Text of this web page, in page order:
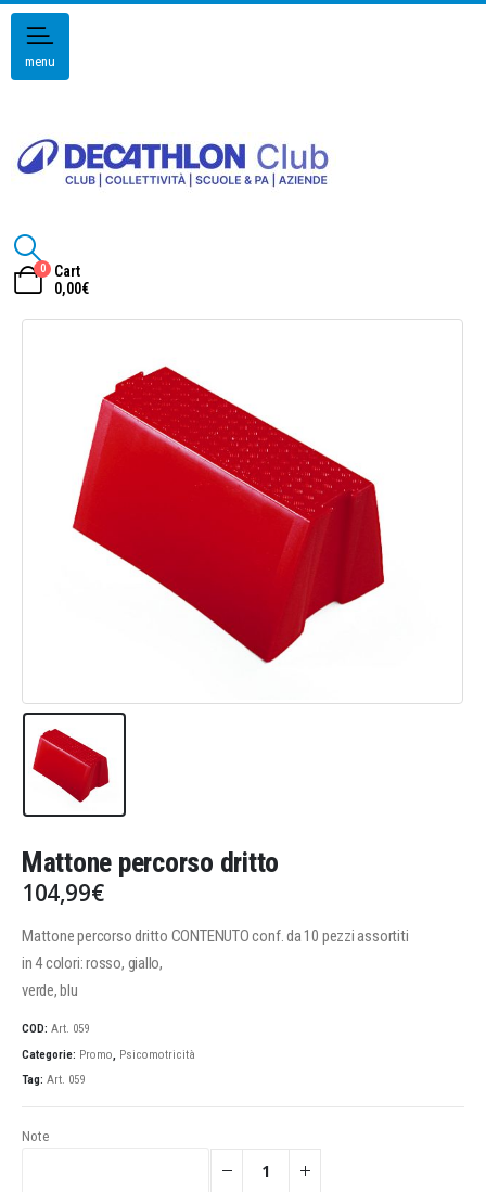
menu
0
Cart
0,00€
Mattone percorso dritto
104,99€
Mattone percorso dritto CONTENUTO conf. da 10 pezzi assortiti
in 4 colori: rosso, giallo,
verde, blu
COD: Art. 059
Categorie: Promo
Psicomotricità
Tag: Art. 059
Note